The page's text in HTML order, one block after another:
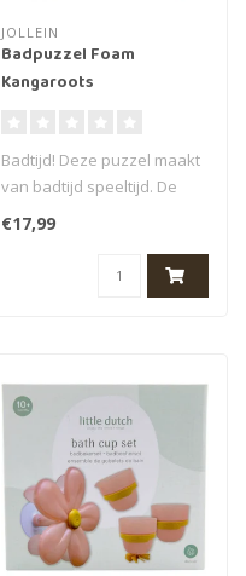
JOLLEIN
Badpuzzel Foam
Kangaroots
Badtijd! Deze puzzel maakt
van badtijd speeltijd. De
zachte foam stukken
blijven..
€17,99